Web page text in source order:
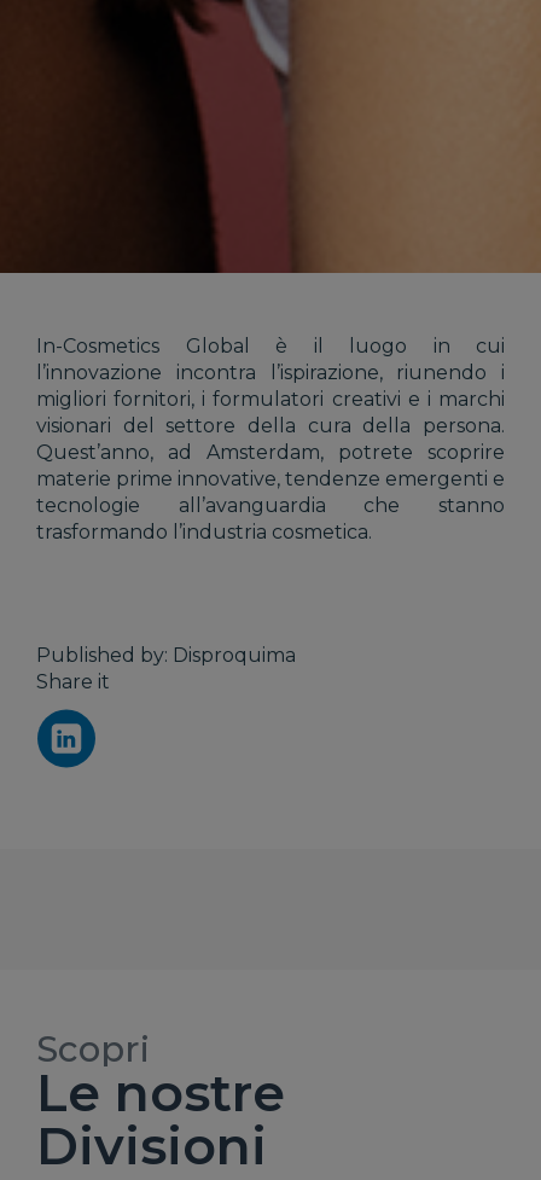
In-Cosmetics Global è il luogo in cui
l’innovazione incontra l’ispirazione, riunendo i
migliori fornitori, i formulatori creativi e i marchi
visionari del settore della cura della persona.
Quest’anno, ad Amsterdam, potrete scoprire
materie prime innovative, tendenze emergenti e
tecnologie all’avanguardia che stanno
trasformando l’industria cosmetica.
Published by: Disproquima
Share it
Scopri
Le nostre
Divisioni